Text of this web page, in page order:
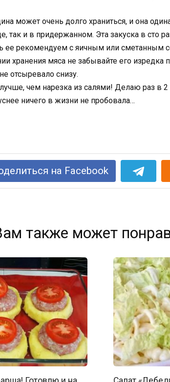
может очень долго храниться, и она
так и в придержанном. Эта закуска в сто
ее рекомендуем с яичным или сметанным
хранения мяса не забывайте его изредка
отсыревало снизу.
на Facebook
также может